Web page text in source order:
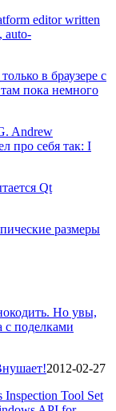
editor written
auto-
в браузере с
пока немного
Andrew
про себя так: I
Qt
размеры
Но увы,
с поделками
2012-02-27
Tool Set